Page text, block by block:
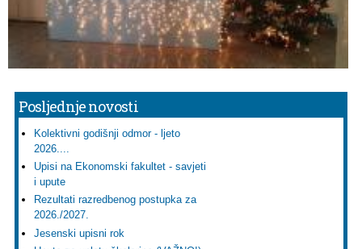
Posljednje novosti
Kolektivni godišnji odmor - ljeto
2026....
Upisi na Ekonomski fakultet - savjeti
i upute
Rezultati razredbenog postupka za
2026./2027.
Jesenski upisni rok